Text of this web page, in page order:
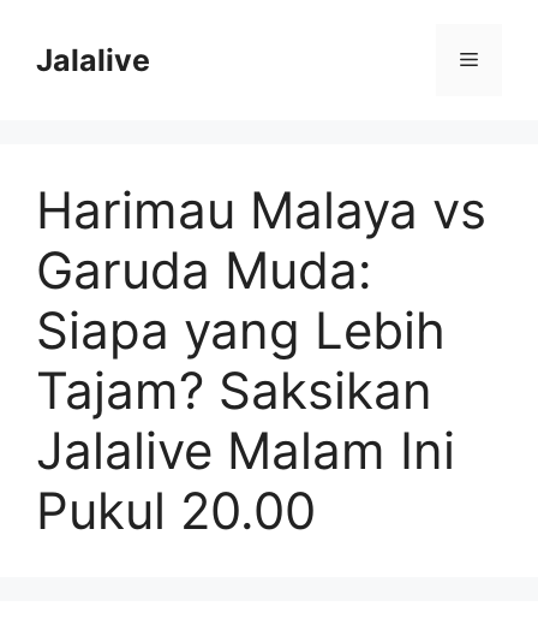
contentJalalive Menu
Harimau Malaya vs
Garuda Muda:
Siapa yang Lebih
Tajam? Saksikan
Jalalive Malam Ini
Pukul 20.00